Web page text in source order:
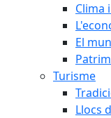
Clima
El
Turisme
Llocs